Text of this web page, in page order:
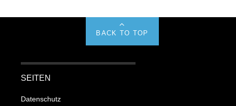
BACK TO TOP
SEITEN
Datenschutz